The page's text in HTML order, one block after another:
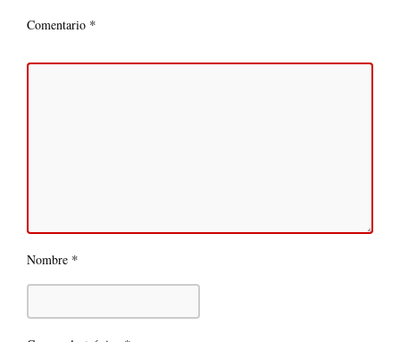
Comentario *
Nombre *